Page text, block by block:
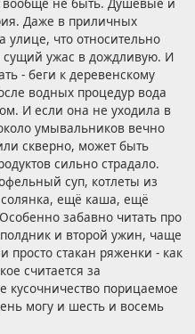
Даже в приличных
что относительно
сущий ужас в дождливую. И
- беги к деревенскому
водных процедур вода
И если она не уходила в
умывальников вечно
скверно, может быть
сильно страдало.
суп, котлеты из
солянка, ещё каша, ещё
забавно читать про
и второй ужин, чаще
просто стакан ряженки - как
считается за
порицаемое
могу и шесть и восемь